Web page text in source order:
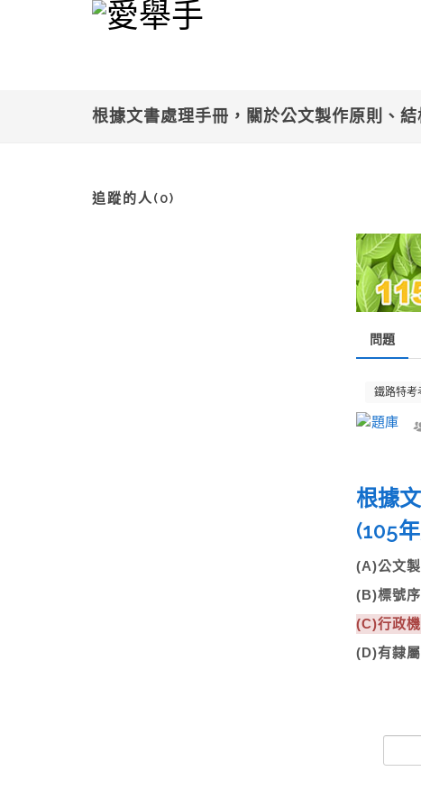
根據文書處理手冊，關於公文製作原則、
追蹤的人(0)
問題
鐵路特考
根據
(105
(A)公文
(B)標號
(C)行政
(D)有隸